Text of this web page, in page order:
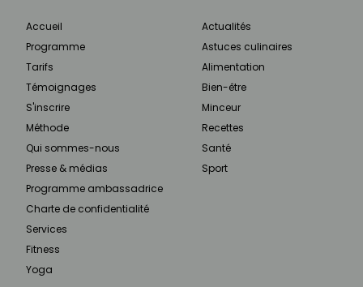
Accueil
Programme
Tarifs
Témoignages
S'inscrire
Méthode
Qui sommes-nous
Presse & médias
Programme ambassadrice
Charte de confidentialité
Services
Fitness
Yoga
Actualités
Astuces culinaires
Alimentation
Bien-être
Minceur
Recettes
Santé
Sport